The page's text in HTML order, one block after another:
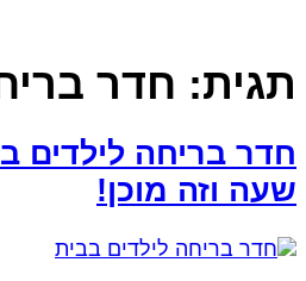
תגית: חדר
חדר בריחה לילדים
שעה וזה מוכן!